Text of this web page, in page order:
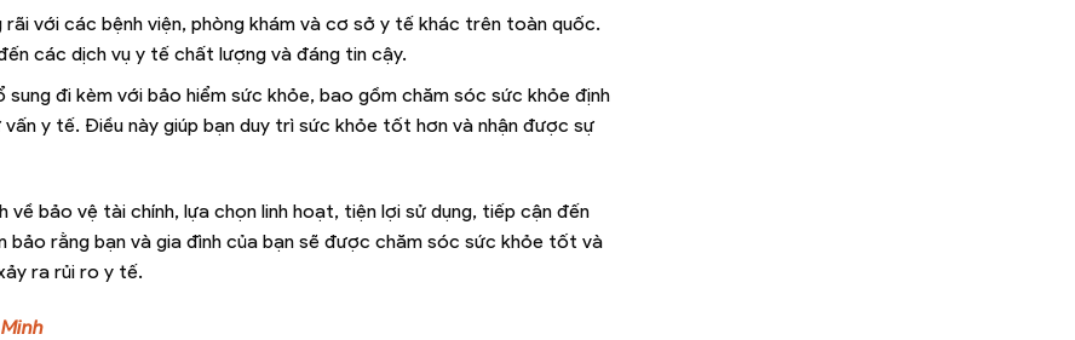
với các bệnh viện, phòng khám và cơ sở y tế khác trên toàn quốc.
các dịch vụ y tế chất lượng và đáng tin cậy.
đi kèm với bảo hiểm sức khỏe, bao gồm chăm sóc sức khỏe định
y tế. Điều này giúp bạn duy trì sức khỏe tốt hơn và nhận được sự
về bảo vệ tài chính, lựa chọn linh hoạt, tiện lợi sử dụng, tiếp cận đến
rằng bạn và gia đình của bạn sẽ được chăm sóc sức khỏe tốt và
ra rủi ro y tế.